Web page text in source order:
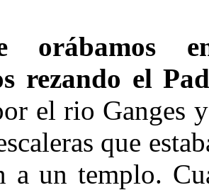
orábamos
rezando el
el rio Ganges
que
a un templo.